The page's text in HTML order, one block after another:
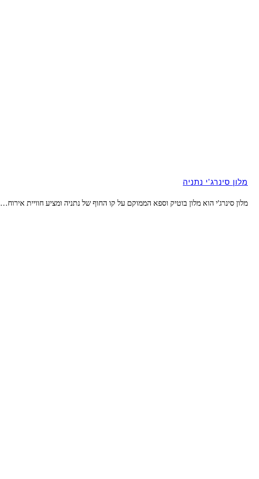
מלון סינרג’י נתניה
מלון סינרג'י הוא מלון בוטיק וספא הממוקם על קו החוף של נתניה ומציע חוויית אירוח…